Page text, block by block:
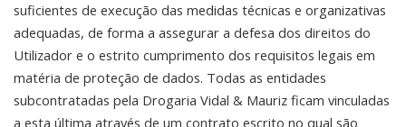
suficientes de execução das medidas técnicas e organizativas
adequadas, de forma a assegurar a defesa dos direitos do
Utilizador e o estrito cumprimento dos requisitos legais em
matéria de proteção de dados. Todas as entidades
subcontratadas pela Drogaria Vidal & Mauriz ficam vinculadas
a esta última através de um contrato escrito no qual são